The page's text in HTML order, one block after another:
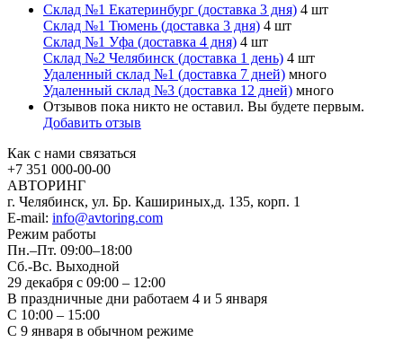
Склад №1 Екатеринбург (доставка 3 дня) 4 шт
Склад №1 Тюмень (доставка 3 дня) 4 шт
Склад №1 Уфа (доставка 4 дня) 4 шт
Склад №2 Челябинск (доставка 1 день) 4 шт
Удаленный склад №1 (доставка 7 дней) много
Удаленный склад №3 (доставка 12 дней) много
Отзывов пока никто не оставил. Вы будете первым.
Добавить отзыв
Как с нами связаться
+7 351 000-00-00
АВТОРИНГ
г. Челябинск, ул. Бр. Кашириных,д. 135, корп. 1
E-mail: info@avtoring.com
Режим работы
Пн.–Пт. 09:00–18:00
Сб.-Вс. Выходной
29 декабря с 09:00 – 12:00
В праздничные дни работаем 4 и 5 января
С 10:00 – 15:00
С 9 января в обычном режиме